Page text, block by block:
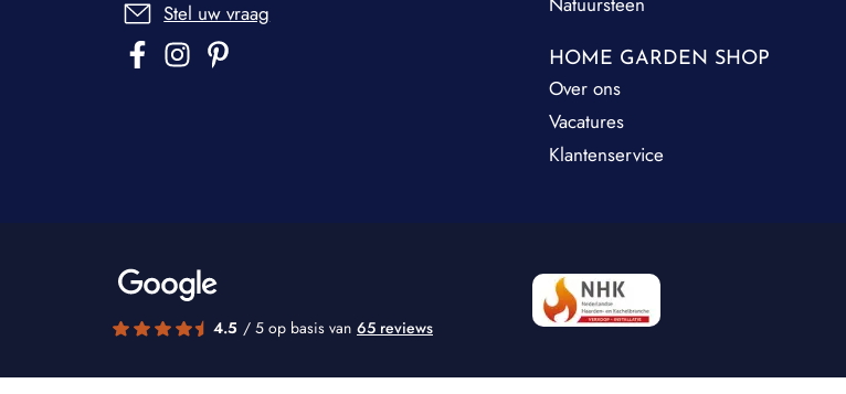
Stel uw vraag
HOME GARDEN SHOP
Over ons
Vacatures
Klantenservice
4.5 / 5 op basis van 65 reviews